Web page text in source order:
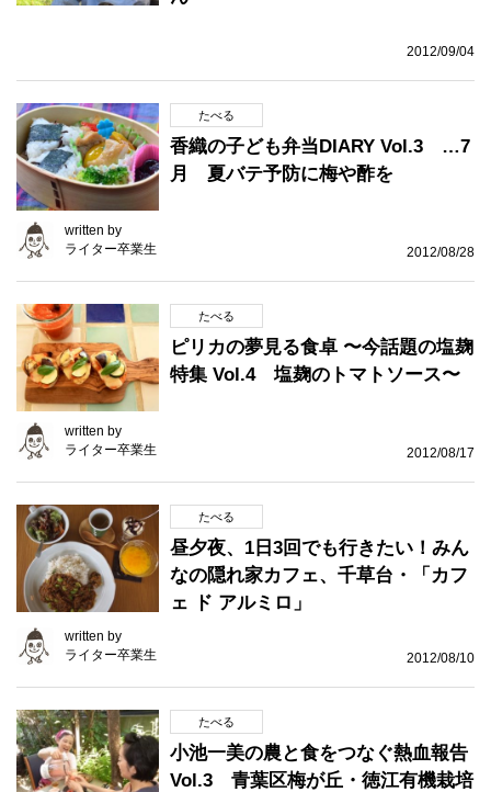
2012/09/04
たべる
香織の子ども弁当DIARY Vol.3 …7
月 夏バテ予防に梅や酢を
written by
ライター卒業生
2012/08/28
たべる
ピリカの夢見る食卓 〜今話題の塩麹
特集 Vol.4 塩麹のトマトソース〜
written by
ライター卒業生
2012/08/17
たべる
昼夕夜、1日3回でも行きたい！みん
なの隠れ家カフェ、千草台・「カフ
ェ ド アルミロ」
written by
ライター卒業生
2012/08/10
たべる
小池一美の農と食をつなぐ熱血報告
Vol.3 青葉区梅が丘・徳江有機栽培